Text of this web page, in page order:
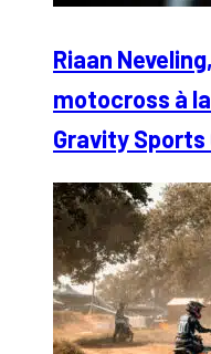
Riaan
motocross à
Gravity Sports